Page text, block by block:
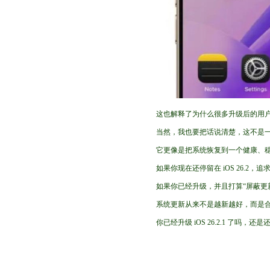
这也解释了为什么很多升级后的用
当然，我也要把话说清楚，这不是
它更像是把系统恢复到一个健康、
如果你现在还停留在 iOS 26.2，追
如果你已经升级，并且打算“屏蔽
系统更新从来不是越新越好，而是
你已经升级 iOS 26.2.1 了吗，还是